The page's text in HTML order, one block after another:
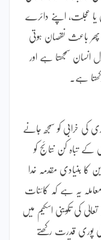
یا عجلت، اپنے دائرے
باعث نقصان ہوتی
سمجھتا ہے اور
ہے۔
کی خرابی کو سمجھ جانے
تباہ کن نتائج کو
کا بنیادی مقدمہ خدا
یہ ہے کہ کائنات
کی تکوینی اسکیم میں
پوری قدرت رکھتے